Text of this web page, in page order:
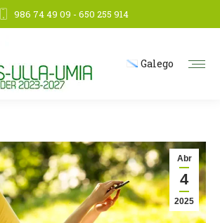
986 74 49 09 - 650 255 914
Galego
Abr
4
2025